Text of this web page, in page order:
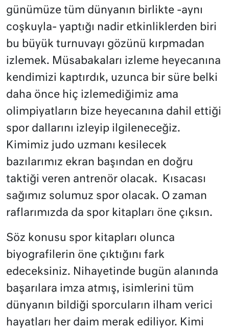
günümüze tüm dünyanın birlikte -aynı
coşkuyla- yaptığı nadir etkinliklerden biri
bu büyük turnuvayı gözünü kırpmadan
izlemek. Müsabakaları izleme heyecanına
kendimizi kaptırdık, uzunca bir süre belki
daha önce hiç izlemediğimiz ama
olimpiyatların bize heyecanına dahil ettiği
spor dallarını izleyip ilgileneceğiz.
Kimimiz judo uzmanı kesilecek
bazılarımız ekran başından en doğru
taktiği veren antrenör olacak.
Kısacası
sağımız solumuz spor olacak. O zaman
raflarımızda da spor kitapları öne çıksın.
Söz konusu spor kitapları olunca
biyografilerin öne çıktığını fark
edeceksiniz. Nihayetinde bugün alanında
başarılara imza atmış, isimlerini tüm
dünyanın bildiği sporcuların ilham verici
hayatları her daim merak ediliyor. Kimi